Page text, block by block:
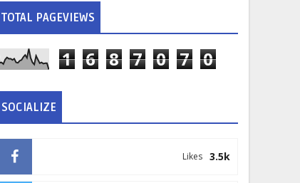
TOTAL PAGEVIEWS
1 6 8 7 0 7 0
SOCIALIZE
3.5k
Likes